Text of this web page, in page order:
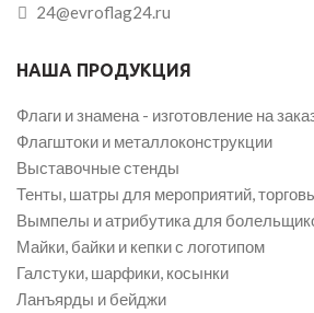
24@evroflag24.ru
НАША ПРОДУКЦИЯ
Флаги и знамена - изготовление на
Флагштоки и металлоконструкции
Выставочные стенды
Тенты, шатры для мероприятий,
Вымпелы и атрибутика для
Майки, байки и кепки с логотипом
Галстуки, шарфики, косынки
Ланъярды и бейджи